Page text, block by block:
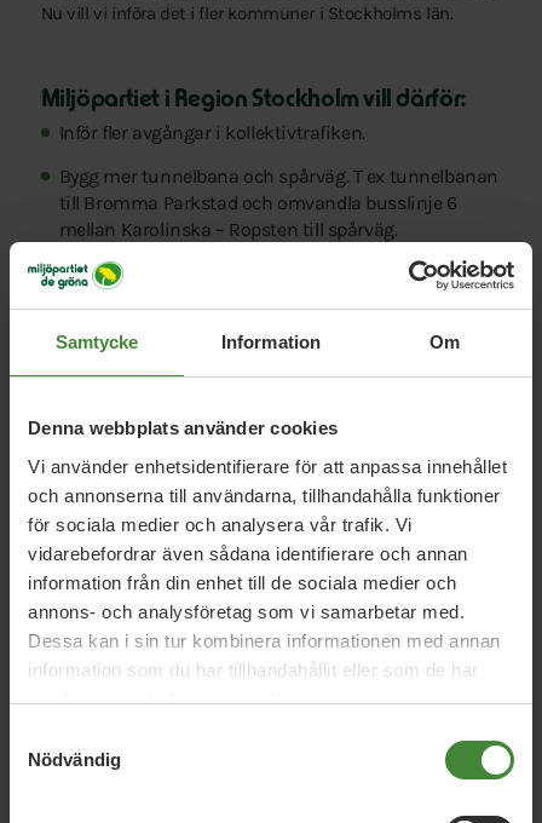
Samtycke Information Om
Denna webbplats använder cookies
Vi använder enhetsidentifierare för att anpassa innehållet
och annonserna till användarna, tillhandahålla funktioner
för sociala medier och analysera vår trafik. Vi
vidarebefordrar även sådana identifierare och annan
information från din enhet till de sociala medier och
annons- och analysföretag som vi samarbetar med.
Dessa kan i sin tur kombinera informationen med annan
information som du har tillhandahållit eller som de har
samlat in när du har använt deras tjänster.
Nödvändig
Nu vill vi införa det i fler kommuner i Stockholms län.
Miljöpartiet i Region Stockholm vill därför:
Inför fler avgångar i kollektivtrafiken.
Bygg mer tunnelbana och spårväg. T ex tunnelbanan
till Bromma Parkstad och omvandla busslinje 6
mellan Karolinska – Ropsten till spårväg.
Låt barn upp till 15 år resa gratis i kollektivtrafiken
Inför minibussar att beställa när du själv vill åka – i
flera av länets kommuner.
90 min.
Vi har svaren på dina
frågor